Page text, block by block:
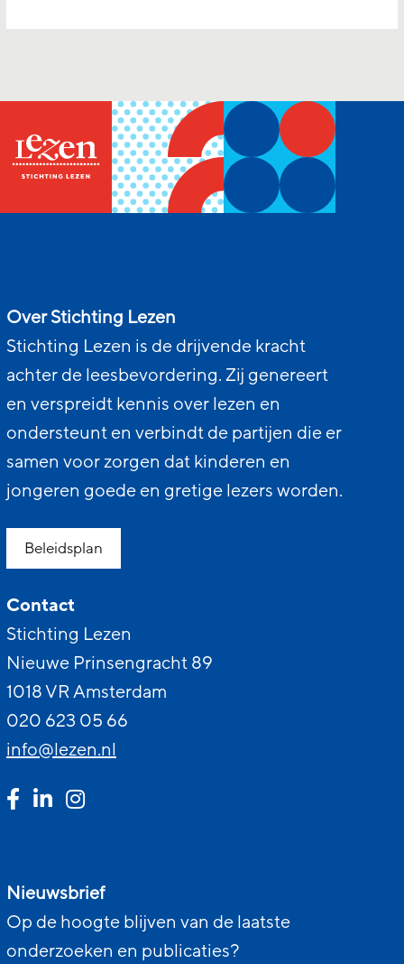
Over Stichting Lezen
Stichting Lezen is de drijvende kracht
achter de leesbevordering. Zij genereert
en verspreidt kennis over lezen en
ondersteunt en verbindt de partijen die er
samen voor zorgen dat kinderen en
jongeren goede en gretige lezers worden.
Beleidsplan
Contact
Stichting Lezen
Nieuwe Prinsengracht 89
1018 VR Amsterdam
020 623 05 66
info@lezen.nl
Nieuwsbrief
Op de hoogte blijven van de laatste
onderzoeken en publicaties?